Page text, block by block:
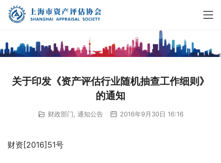
关于印发《资产评估行业随机抽查工作细则》
的通知
财政部门 通知公告 2016年9月30日 16:16
财资[2016]51号